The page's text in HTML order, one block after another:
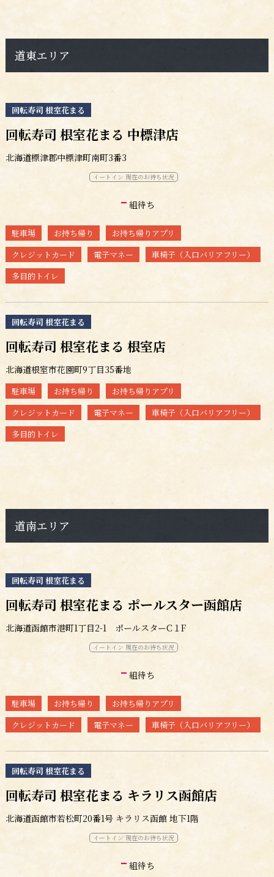
道東エリア
回転寿司 根室花まる 中標津店
回転寿司 根室花まる
北海道標津郡中標津町南町3番3
イートイン 現在のお待ち状況
- 組待ち
駐車場 お持ち帰り
お持ち帰りアプリ
クレジットカード
電子マネー
車椅子（入口バリアフリー）
多目的トイレ
回転寿司 根室花まる 根室店
回転寿司 根室花まる
北海道根室市花園町9丁目35番地
駐車場 お持ち帰り
お持ち帰りアプリ
クレジットカード
電子マネー
車椅子（入口バリアフリー）
多目的トイレ
道南エリア
回転寿司 根室花まる ポールスター函館店
回転寿司 根室花まる
北海道函館市港町1丁目2-1 ポールスターC１F
イートイン 現在のお待ち状況
- 組待ち
駐車場 お持ち帰り
お持ち帰りアプリ
クレジットカード
電子マネー 車椅子（入口バリアフリー）
回転寿司 根室花まる キラリス函館店
回転寿司 根室花まる
北海道函館市若松町20番1号 キラリス函館 地下1階
イートイン 現在のお待ち状況
- 組待ち